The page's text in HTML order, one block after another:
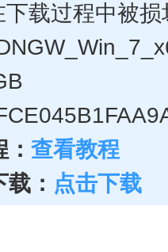
载过程中被
查看教程
： 点击下载